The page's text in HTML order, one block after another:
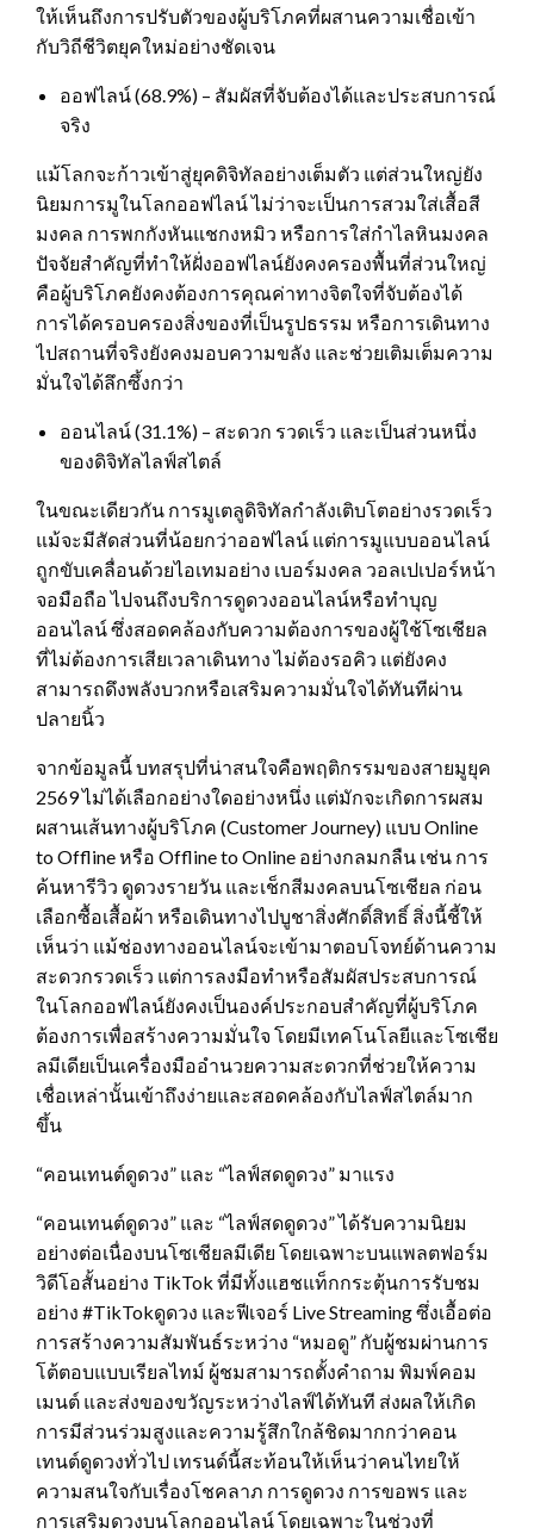
ให้เห็นถึงการปรับตัวของผู้บริโภคที่ผสานความเชื่อเข้า
กับวิถีชีวิตยุคใหม่อย่างชัดเจน
ออฟไลน์ (68.9%) – สัมผัสที่จับต้องได้และประสบการณ์
จริง
แม้โลกจะก้าวเข้าสู่ยุคดิจิทัลอย่างเต็มตัว แต่ส่วนใหญ่ยัง
นิยมการมูในโลกออฟไลน์ ไม่ว่าจะเป็นการสวมใส่เสื้อสี
มงคล การพกกังหันแชกงหมิว หรือการใส่กำไลหินมงคล
ปัจจัยสำคัญที่ทำให้ฝั่งออฟไลน์ยังคงครองพื้นที่ส่วนใหญ่
คือผู้บริโภคยังคงต้องการคุณค่าทางจิตใจที่จับต้องได้
การได้ครอบครองสิ่งของที่เป็นรูปธรรม หรือการเดินทาง
ไปสถานที่จริงยังคงมอบความขลัง และช่วยเติมเต็มความ
มั่นใจได้ลึกซึ้งกว่า
ออนไลน์ (31.1%) – สะดวก รวดเร็ว และเป็นส่วนหนึ่ง
ของดิจิทัลไลฟ์สไตล์
ในขณะเดียวกัน การมูเตลูดิจิทัลกำลังเติบโตอย่างรวดเร็ว
แม้จะมีสัดส่วนที่น้อยกว่าออฟไลน์ แต่การมูแบบออนไลน์
ถูกขับเคลื่อนด้วยไอเทมอย่าง เบอร์มงคล วอลเปเปอร์หน้า
จอมือถือ ไปจนถึงบริการดูดวงออนไลน์หรือทำบุญ
ออนไลน์ ซึ่งสอดคล้องกับความต้องการของผู้ใช้โซเชียล
ที่ไม่ต้องการเสียเวลาเดินทาง ไม่ต้องรอคิว แต่ยังคง
สามารถดึงพลังบวกหรือเสริมความมั่นใจได้ทันทีผ่าน
ปลายนิ้ว
จากข้อมูลนี้ บทสรุปที่น่าสนใจคือพฤติกรรมของสายมูยุค
2569 ไม่ได้เลือกอย่างใดอย่างหนึ่ง แต่มักจะเกิดการผสม
ผสานเส้นทางผู้บริโภค (Customer Journey) แบบ Online
to Offline หรือ Offline to Online อย่างกลมกลืน เช่น การ
ค้นหารีวิว ดูดวงรายวัน และเช็กสีมงคลบนโซเชียล ก่อน
เลือกซื้อเสื้อผ้า หรือเดินทางไปบูชาสิ่งศักดิ์สิทธิ์ สิ่งนี้ชี้ให้
เห็นว่า แม้ช่องทางออนไลน์จะเข้ามาตอบโจทย์ด้านความ
สะดวกรวดเร็ว แต่การลงมือทำหรือสัมผัสประสบการณ์
ในโลกออฟไลน์ยังคงเป็นองค์ประกอบสำคัญที่ผู้บริโภค
ต้องการเพื่อสร้างความมั่นใจ โดยมีเทคโนโลยีและโซเชีย
ลมีเดียเป็นเครื่องมืออำนวยความสะดวกที่ช่วยให้ความ
เชื่อเหล่านั้นเข้าถึงง่ายและสอดคล้องกับไลฟ์สไตล์มาก
ขึ้น
“คอนเทนต์ดูดวง” และ “ไลฟ์สดดูดวง” มาแรง
“คอนเทนต์ดูดวง” และ “ไลฟ์สดดูดวง” ได้รับความนิยม
อย่างต่อเนื่องบนโซเชียลมีเดีย โดยเฉพาะบนแพลตฟอร์ม
วิดีโอสั้นอย่าง TikTok ที่มีทั้งแฮชแท็กกระตุ้นการรับชม
อย่าง #TikTokดูดวง และฟีเจอร์ Live Streaming ซึ่งเอื้อต่อ
การสร้างความสัมพันธ์ระหว่าง “หมอดู” กับผู้ชมผ่านการ
โต้ตอบแบบเรียลไทม์ ผู้ชมสามารถตั้งคำถาม พิมพ์คอม
เมนต์ และส่งของขวัญระหว่างไลฟ์ได้ทันที ส่งผลให้เกิด
การมีส่วนร่วมสูงและความรู้สึกใกล้ชิดมากกว่าคอน
เทนต์ดูดวงทั่วไป เทรนด์นี้สะท้อนให้เห็นว่าคนไทยให้
ความสนใจกับเรื่องโชคลาภ การดูดวง การขอพร และ
การเสริมดวงบนโลกออนไลน์ โดยเฉพาะในช่วงที่